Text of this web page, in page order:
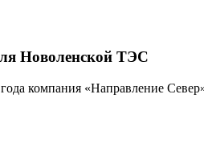
Новоленской ТЭС
компания «Направление